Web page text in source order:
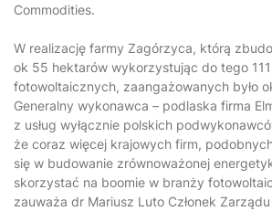
Commodities.
W realizację farmy Zagórzyca, którą
ok 55 hektarów wykorzystując do tego
fotowoltaicznych, zaangażowanych było
Generalny wykonawca – podlaska firma
z usług wyłącznie polskich
że coraz więcej krajowych firm,
się w budowanie zrównoważonej
skorzystać na boomie w branży
zauważa dr Mariusz Luto Członek